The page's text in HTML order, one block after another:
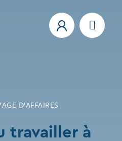
D'AFFAIRES
travailler à